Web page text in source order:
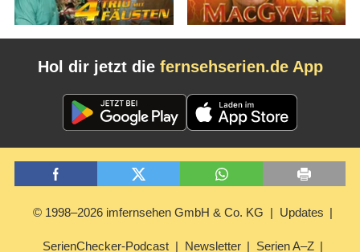
Hol dir jetzt die fernsehserien.de App
© 1998–2026 imfernsehen GmbH & Co. KG Updates
SerienChecker-Podcast Newsletter Serien A–Z